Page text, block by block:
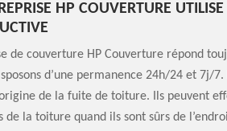
HP COUVERTURE
de couverture HP Couverture répond
d’une permanence 24h/24 et 7j/
de la fuite de toiture. Ils peuvent
de la toiture quand ils sont sûrs de